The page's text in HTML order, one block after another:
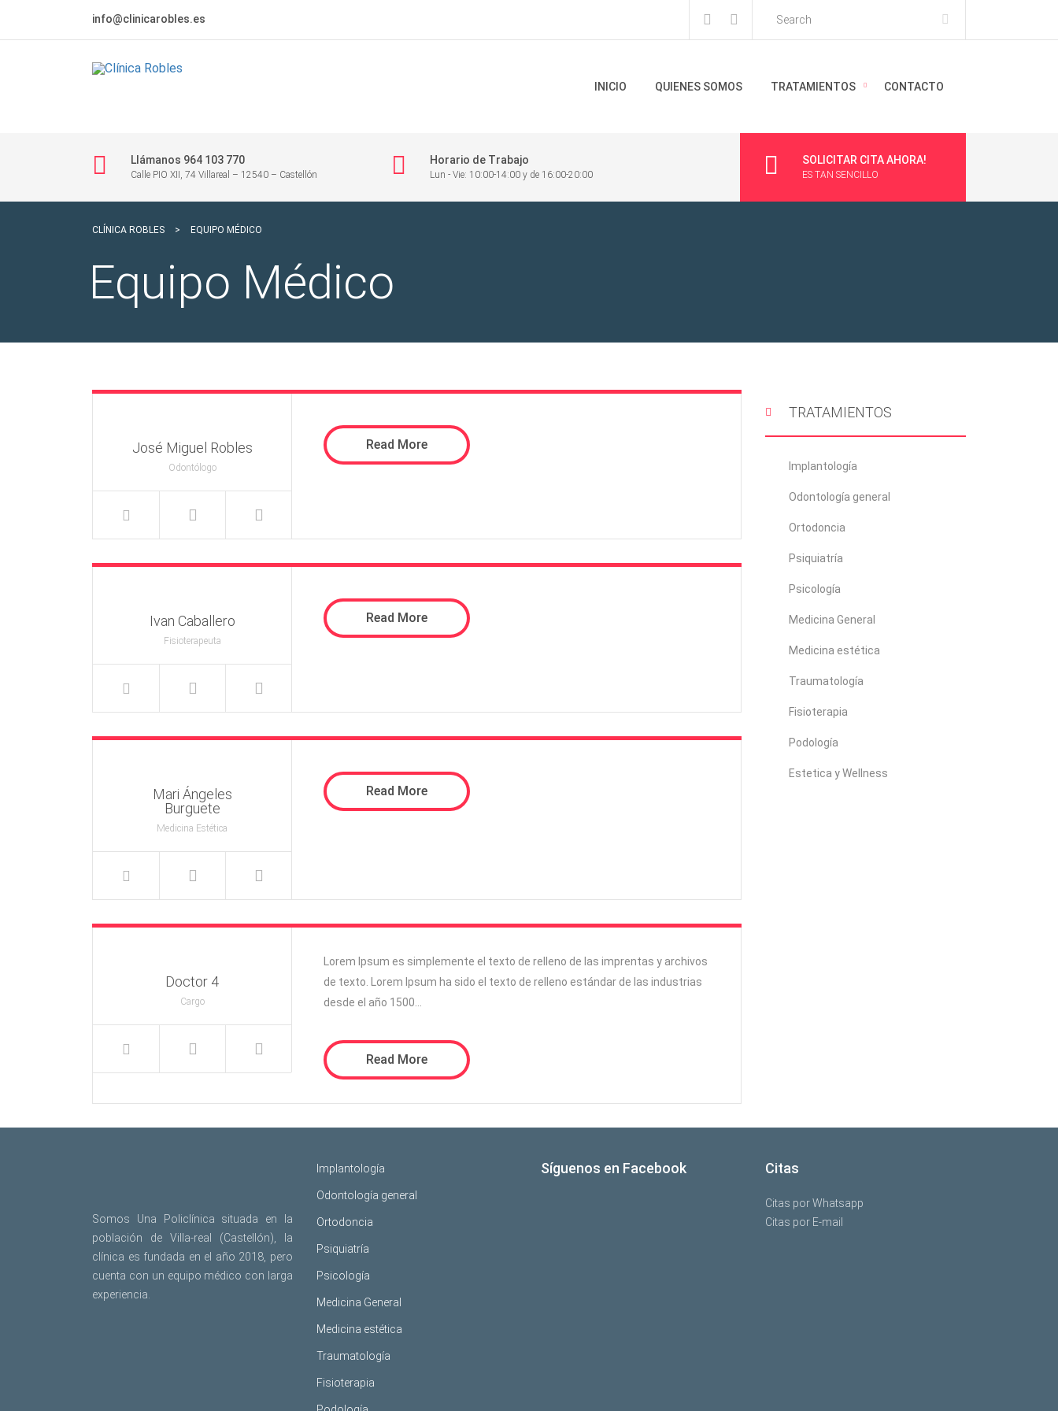
info@clinicarobles.es
INICIO QUIENES SOMOS TRATAMIENTOS CONTACTO
Llámanos 964 103 770
Calle PIO XII, 74 Villareal – 12540 – Castellón
Horario de Trabajo
Lun - Vie: 10:00-14:00 y de 16:00-20:00
SOLICITAR CITA AHORA!
ES TAN SENCILLO
CLÍNICA ROBLES > EQUIPO MÉDICO
Equipo Médico
José Miguel Robles
Odontólogo
Read More
Ivan Caballero
Fisioterapeuta
Read More
Mari Ángeles
Burguete
Medicina Estética
Read More
Doctor 4
Cargo
Lorem Ipsum es simplemente el texto de relleno de las imprentas y archivos
de texto. Lorem Ipsum ha sido el texto de relleno estándar de las industrias
desde el año 1500…
Read More
TRATAMIENTOS
Implantología
Odontología general
Ortodoncia
Psiquiatría
Psicología
Medicina General
Medicina estética
Traumatología
Fisioterapia
Podología
Estetica y Wellness
Somos Una Policlínica situada en la
población de Villa-real (Castellón), la
clínica es fundada en el año 2018, pero
cuenta con un equipo médico con larga
experiencia.
Implantología
Odontología general
Ortodoncia
Psiquiatría
Psicología
Medicina General
Medicina estética
Traumatología
Fisioterapia
Síguenos en Facebook Citas
Citas por Whatsapp
Citas por E-mail